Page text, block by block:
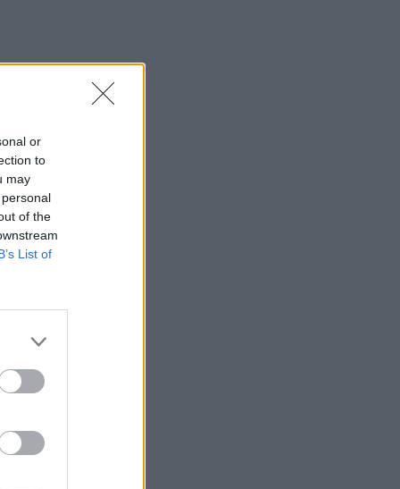
or
to
may
of the
List of